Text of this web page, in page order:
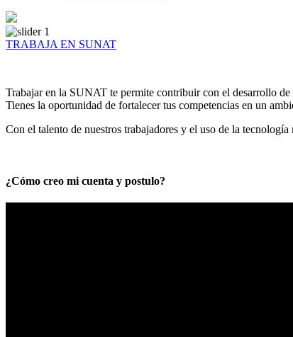
TRABAJA EN SUNAT
Trabajar en la SUNAT te permite contribuir con el desarrollo de
Tienes la oportunidad de fortalecer tus competencias en un
Con el talento de nuestros trabajadores y el uso de la
¿Cómo creo mi cuenta y postulo?